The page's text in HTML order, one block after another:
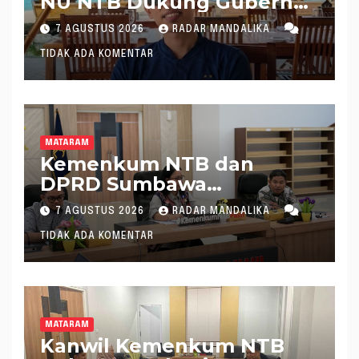
Pimpin KONI NTB
7 AGUSTUS 2026 RADAR MANDALIKA
TIDAK ADA KOMENTAR
MATARAM
Kemenkum NTB dan
DPRD Sumbawa
Mantapkan Rencana
Pembentukan 8 Raperda
Inisiatif
7 AGUSTUS 2026 RADAR MANDALIKA
TIDAK ADA KOMENTAR
MATARAM
Kanwil Kemenkum NTB